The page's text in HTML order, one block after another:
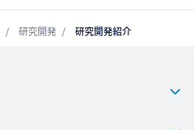
研究開発 研究開発紹介